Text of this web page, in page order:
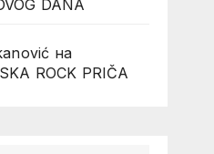
DANA
на
ROCK PRIČA